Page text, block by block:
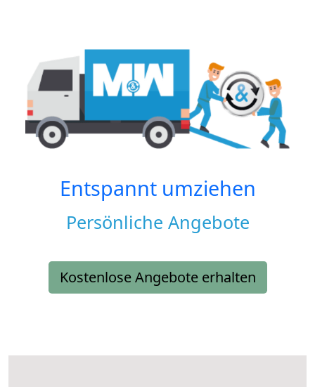
Entspannt umziehen
Persönliche Angebote
Kostenlose Angebote erhalten